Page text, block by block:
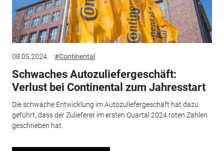
08.05.2024 #Continental
Schwaches Autozuliefergeschäft:
Verlust bei Continental zum Jahresstart
Die schwache Entwicklung im Autozuliefergeschäft hat dazu
geführt, dass der Zulieferer im ersten Quartal 2024 roten Zahlen
geschrieben hat.